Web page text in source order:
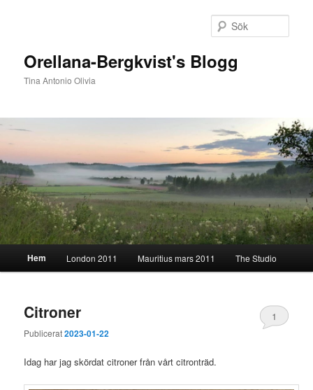
Orellana-Bergkvist's Blogg
Tina Antonio Olivia
Huvudmeny
Hem London 2011 Mauritius mars 2011 The Studio
Citroner
Publicerat2023-01-22
1
Idag har jag skördat citroner från vårt citronträd.